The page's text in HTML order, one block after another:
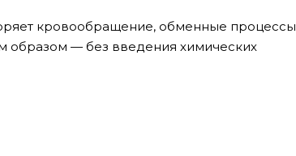
кровообращение, обменные процессы
образом — без введения химических